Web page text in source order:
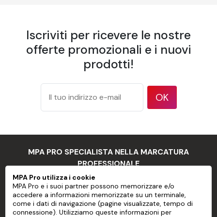
Caratteristica
Descrizione
Larghezza
600 mm
Bordo a bordo
175 g/m² secondo il
metodo di prova ISO
536
Spessore
secondo il metodo di
Opacità
94 % secondo il
metodo TAPPI T 425
Luminosità
83 % secondo ISO
2470
Finitura
Opaca
Iscriviti per ricevere le nostre
offerte promozionali e i nuovi
prodotti!
OK
MPA PRO SPECIALISTA NELLA MARCATURA
PROFESSIONALE
MPA PRO
SERVIZI
MPA Pro utilizza i cookie
MPA Pro e i suoi partner possono memorizzare e/o
accedere a informazioni memorizzate su un terminale,
come i dati di navigazione (pagine visualizzate, tempo di
connessione). Utilizziamo queste informazioni per